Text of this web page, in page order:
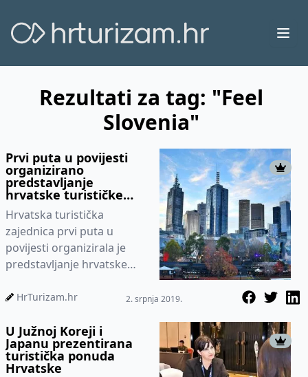
Rezultati za tag: "Feel
Slovenia"
Prvi puta u povijesti
organizirano
predstavljanje
hrvatske turističke
ponude u Australiji
Hrvatska turistička
zajednica prvi puta u
povijesti organizirala je
predstavljanje hrvatske
Australiji. Prezentacija i
HrTurizam.hr 2. srpnja 2019.
U Južnoj Koreji i
Japanu prezentirana
turistička ponuda
Hrvatske